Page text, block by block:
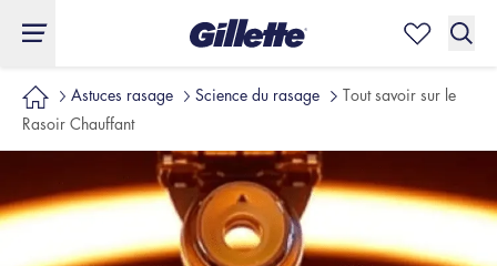
Astuces rasage Science du rasage
Tout savoir sur le
Rasoir Chauffant